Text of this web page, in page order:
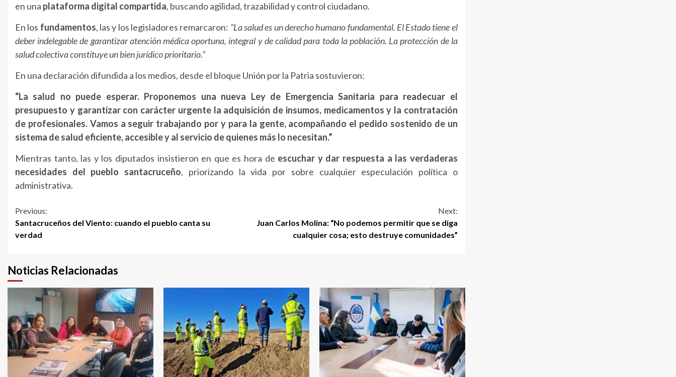
en una plataforma digital compartida, buscando agilidad, trazabilidad y control ciudadano.
En los fundamentos, las y los legisladores remarcaron: “La salud es un derecho humano fundamental. El Estado tiene el
deber indelegable de garantizar atención médica oportuna, integral y de calidad para toda la población. La protección de la
salud colectiva constituye un bien jurídico prioritario.”
En una declaración difundida a los medios, desde el bloque Unión por la Patria sostuvieron:
“La salud no puede esperar. Proponemos una nueva Ley de Emergencia Sanitaria para readecuar el
presupuesto y garantizar con carácter urgente la adquisición de insumos, medicamentos y la contratación
de profesionales. Vamos a seguir trabajando por y para la gente, acompañando el pedido sostenido de un
sistema de salud eficiente, accesible y al servicio de quienes más lo necesitan.”
Mientras tanto, las y los diputados insistieron en que es hora de escuchar y dar respuesta a las verdaderas
necesidades del pueblo santacruceño, priorizando la vida por sobre cualquier especulación política o
administrativa.
Continue
Reading
Previous:
Santacruceños del Viento: cuando el pueblo canta su
verdad
Next:
Juan Carlos Molina: “No podemos permitir que se diga
cualquier cosa; esto destruye comunidades”
Noticias Relacionadas